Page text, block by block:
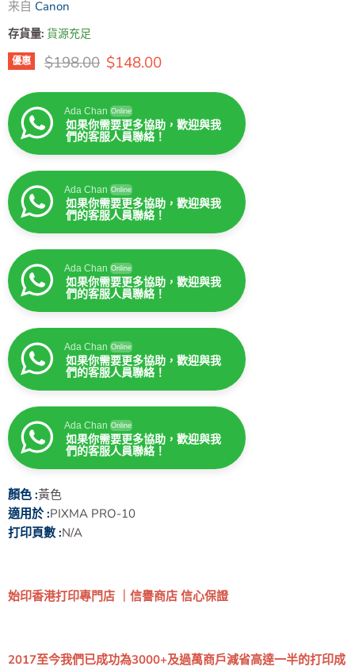
来自 Canon
存貨量: 貨源充足
優惠 原價
$198.00 售價
$148.00
Ada Chan Online
如果你需要更多協助，歡迎與我
們的客服人員聯絡！
Ada Chan Online
如果你需要更多協助，歡迎與我
們的客服人員聯絡！
Ada Chan Online
如果你需要更多協助，歡迎與我
們的客服人員聯絡！
Ada Chan Online
如果你需要更多協助，歡迎與我
們的客服人員聯絡！
Ada Chan Online
如果你需要更多協助，歡迎與我
們的客服人員聯絡！
顏色 :黃色
適用於 :PIXMA PRO-10
打印頁數 :N/A
始印香港打印專門店 ｜信譽商店 信心保證
2017至今我們已成功為3000+及過萬商戶減省高達一半的打印成